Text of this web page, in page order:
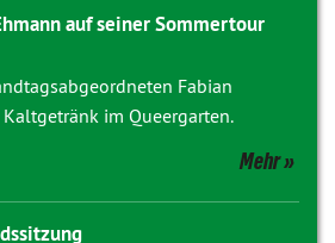
auf seiner Sommertour
Fabian
im Queergarten.
Mehr